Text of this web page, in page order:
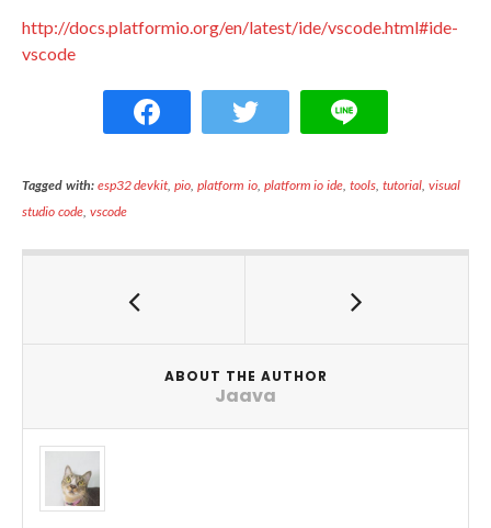
http://docs.platformio.org/en/latest/ide/vscode.html#ide-
vscode
Tagged with: esp32 devkit,pio ,platform io, platform io ide ,tools tutorial, visual
studio code, vscode
ABOUT THE AUTHOR
Jaava